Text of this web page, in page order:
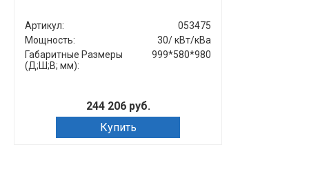
Артикул:
053475
Мощность:
30/ кВт/кВа
Габаритные Размеры
(Д;Ш;В; мм):
999*580*980
244 206 руб.
Купить